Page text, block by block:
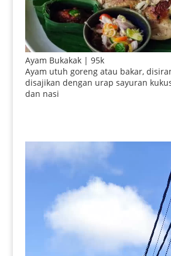
Ayam Bukakak | 95k
Ayam utuh goreng atau bakar,
disajikan dengan urap sayuran
dan nasi